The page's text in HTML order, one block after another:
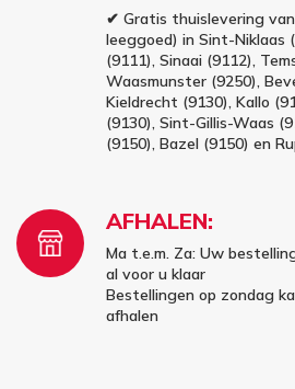
✔ Gratis thuislevering
leeggoed) in Sint-Niklaas
(9111), Sinaai (9112),
Waasmunster (9250),
Kieldrecht (9130), Kallo
(9130), Sint-Gillis-Waas
(9150), Bazel (9150) en
AFHALEN:
Ma t.e.m. Za: Uw
al voor u klaar
Bestellingen op zondag
afhalen